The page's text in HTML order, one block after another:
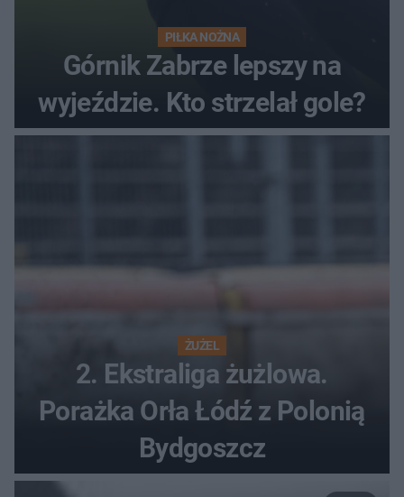
PIŁKA NOŻNA
Górnik Zabrze lepszy na
wyjeździe. Kto strzelał gole?
ŻUŻEL
2. Ekstraliga żużlowa.
Porażka Orła Łódź z Polonią
Bydgoszcz